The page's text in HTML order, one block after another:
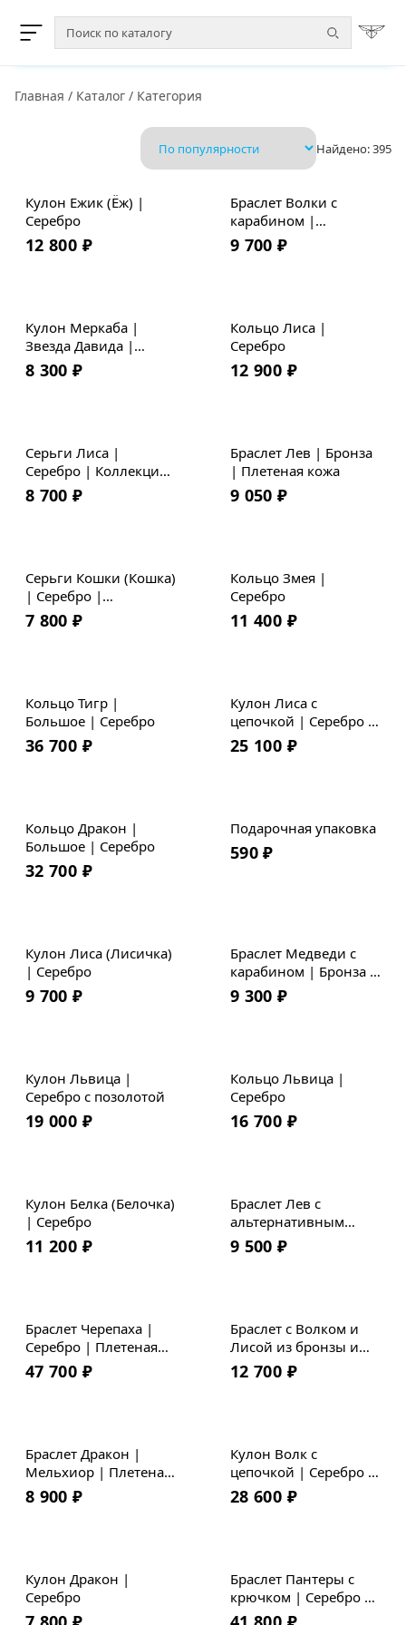
Главная / Каталог / Категория
Найдено:395
Кулон Ежик (Ёж) |
Серебро
12 800 ₽
Хит
Браслет Волки с
карабином |
Мельхиор | Плетеная
кожа
9 700 ₽
Кулон Меркаба |
Звезда Давида |
Серебро
8 300 ₽
Кольцо Лиса |
Серебро
12 900 ₽
Серьги Лиса |
Серебро | Коллекция
Geometry
8 700 ₽
Браслет Лев | Бронза
| Плетеная кожа
9 050 ₽
Серьги Кошки (Кошка)
| Серебро |
Коллекция Geometry
7 800 ₽
Кольцо Змея |
Серебро
11 400 ₽
Кольцо Тигр |
Большое | Серебро
36 700 ₽
Кулон Лиса с
цепочкой | Серебро |
Коллекция Geometry
25 100 ₽
Кольцо Дракон |
Большое | Серебро
32 700 ₽
Подарочная упаковка
590 ₽
Кулон Лиса (Лисичка)
| Серебро
9 700 ₽
Браслет Медведи с
карабином | Бронза |
Плетеная кожа
9 300 ₽
Новинка
Кулон Львица |
Серебро с позолотой
19 000 ₽
Кольцо Львица |
Серебро
16 700 ₽
Кулон Белка (Белочка)
| Серебро
11 200 ₽
Браслет Лев с
альтернативным
крюком | Мельхиор |
Премиум кожа
9 500 ₽
Браслет Черепаха |
Серебро | Плетеная
кожа
47 700 ₽
Новинка
Хит
Браслет с Волком и
Лисой из бронзы и
мельхиора
12 700 ₽
Браслет Дракон |
Мельхиор | Плетеная
кожа
8 900 ₽
Кулон Волк с
цепочкой | Серебро |
Коллекция Geometry
28 600 ₽
Кулон Дракон |
Серебро
Браслет Пантеры с
крючком | Серебро |
Гладкая кожа